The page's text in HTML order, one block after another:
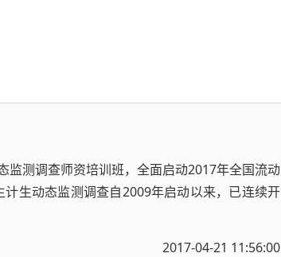
监测调查师资培训班，全面启动2017年全国流动
生动态监测调查自2009年启动以来，已连续开
2017-04-21 11:56:00